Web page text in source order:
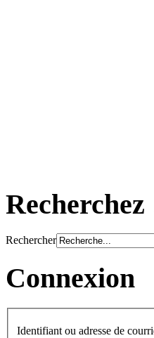
Recherchez
Rechercher
Connexion
Identifiant ou adresse de